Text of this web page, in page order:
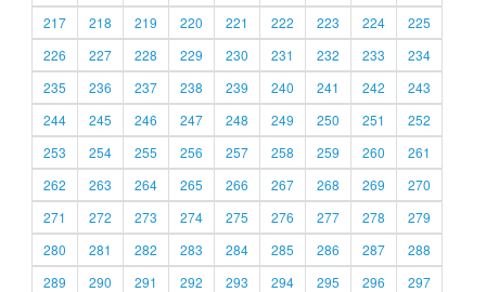
217
218 219 220 221 222 223 224
225
226
227 228 229 230 231 232 233
234
235
236 237 238 239 240 241 242
243
244
245 246 247 248 249 250 251
252
253
254 255 256 257 258 259 260
261
262
263 264 265 266 267 268 269
270
271
272 273 274 275 276 277 278
279
280
281 282 283 284 285 286 287
288
289
290 291 292 293 294 295 296
297